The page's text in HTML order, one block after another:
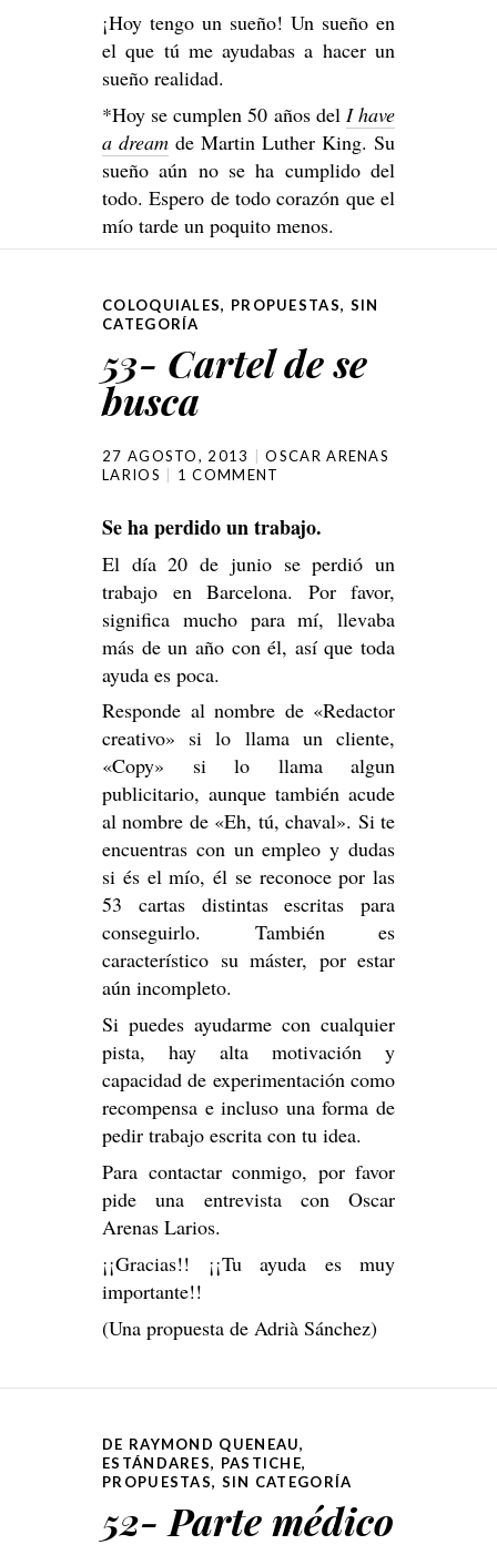
¡Hoy tengo un sueño! Un sueño en
el que tú me ayudabas a hacer un
sueño realidad.
*Hoy se cumplen 50 años del I have
a dream de Martin Luther King. Su
sueño aún no se ha cumplido del
todo. Espero de todo corazón que el
mío tarde un poquito menos.
COLOQUIALES, PROPUESTAS, SIN
CATEGORÍA
53- Cartel de se
busca
27 AGOSTO, 2013
OSCAR ARENAS
LARIOS
1 COMMENT
Se ha perdido un trabajo.
El día 20 de junio se perdió un
trabajo en Barcelona. Por favor,
significa mucho para mí, llevaba
más de un año con él, así que toda
ayuda es poca.
Responde al nombre de «Redactor
creativo» si lo llama un cliente,
«Copy» si lo llama algun
publicitario, aunque también acude
al nombre de «Eh, tú, chaval». Si te
encuentras con un empleo y dudas
si és el mío, él se reconoce por las
53 cartas distintas escritas para
conseguirlo. También es
característico su máster, por estar
aún incompleto.
Si puedes ayudarme con cualquier
pista, hay alta motivación y
capacidad de experimentación como
recompensa e incluso una forma de
pedir trabajo escrita con tu idea.
Para contactar conmigo, por favor
pide una entrevista con Oscar
Arenas Larios.
¡¡Gracias!! ¡¡Tu ayuda es muy
importante!!
(Una propuesta de Adrià Sánchez)
DE RAYMOND QUENEAU,
ESTÁNDARES, PASTICHE,
PROPUESTAS, SIN CATEGORÍA
52- Parte médico